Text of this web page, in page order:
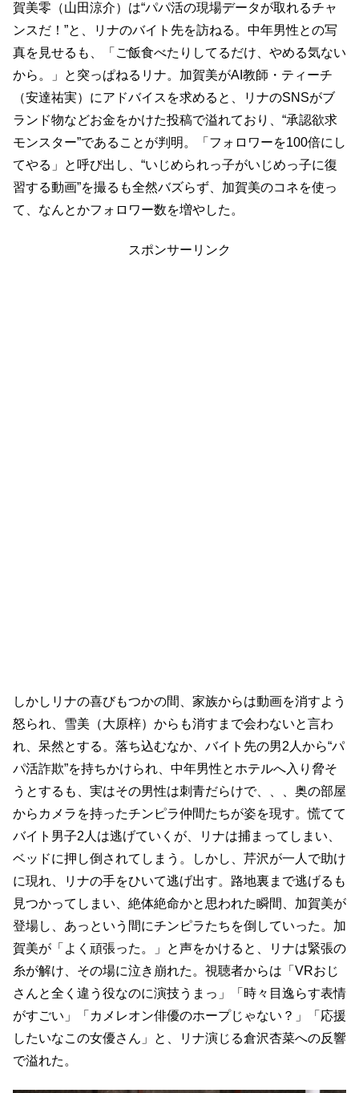
賀美零（山田涼介）は“パパ活の現場データが取れるチャ
ンスだ！”と、リナのバイト先を訪ねる。中年男性との写
真を見せるも、「ご飯食べたりしてるだけ、やめる気ない
から。」と突っぱねるリナ。加賀美がAI教師・ティーチ
（安達祐実）にアドバイスを求めると、リナのSNSがブ
ランド物などお金をかけた投稿で溢れており、“承認欲求
モンスター”であることが判明。「フォロワーを100倍にし
てやる」と呼び出し、“いじめられっ子がいじめっ子に復
習する動画”を撮るも全然バズらず、加賀美のコネを使っ
て、なんとかフォロワー数を増やした。
スポンサーリンク
しかしリナの喜びもつかの間、家族からは動画を消すよう
怒られ、雪美（大原梓）からも消すまで会わないと言わ
れ、呆然とする。落ち込むなか、バイト先の男2人から“パ
パ活詐欺”を持ちかけられ、中年男性とホテルへ入り脅そ
うとするも、実はその男性は刺青だらけで、、、奥の部屋
からカメラを持ったチンピラ仲間たちが姿を現す。慌てて
バイト男子2人は逃げていくが、リナは捕まってしまい、
ベッドに押し倒されてしまう。しかし、芹沢が一人で助け
に現れ、リナの手をひいて逃げ出す。路地裏まで逃げるも
見つかってしまい、絶体絶命かと思われた瞬間、加賀美が
登場し、あっという間にチンピラたちを倒していった。加
賀美が「よく頑張った。」と声をかけると、リナは緊張の
糸が解け、その場に泣き崩れた。視聴者からは「VRおじ
さんと全く違う役なのに演技うまっ」「時々目逸らす表情
がすごい」「カメレオン俳優のホープじゃない？」「応援
したいなこの女優さん」と、リナ演じる倉沢杏菜への反響
で溢れた。